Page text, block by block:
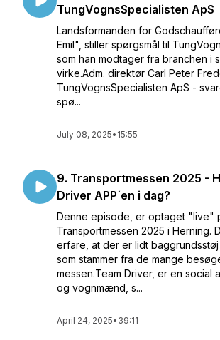
TungVognsSpecialisten ApS
Landsformanden for
Emil", stiller spørgsmål til
som han modtager fra branchen i
virke.Adm. direktør Carl Peter
TungVognsSpecialisten ApS -
spø...
July 08, 2025• 15:55
9. Transportmessen 2025 -
Driver APP´en i dag?
Denne episode, er optaget "live"
Transportmessen 2025 i Herning.
erfare, at der er lidt baggrundsstøj
som stammer fra de mange
messen.Team Driver, er en social
og vognmænd, s...
April 24, 2025• 39:11